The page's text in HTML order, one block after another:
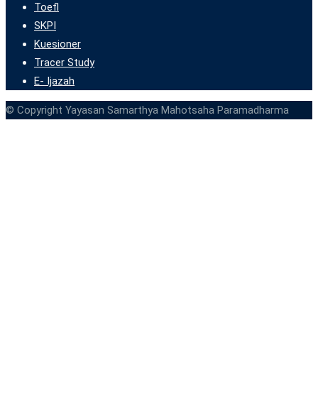
Toefl
SKPI
Kuesioner
Tracer Study
E- Ijazah
© Copyright Yayasan Samarthya Mahotsaha Paramadharma